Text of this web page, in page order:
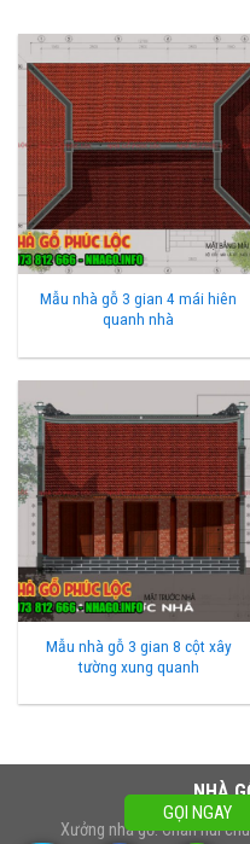
Mẫu nhà gỗ 3 gian 4 mái hiên
quanh nhà
Mẫu nhà gỗ 3 gian 8 cột xây
tường xung quanh
NHÀ
Xưởng nhà gỗ: Chân núi
GỌI NGAY